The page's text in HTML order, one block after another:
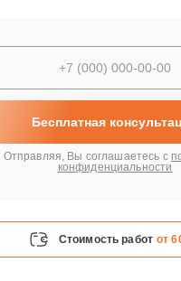
Бесплатная
Отправляя, Вы соглашаетесь с
конфиденциальности
Стоимость работ от